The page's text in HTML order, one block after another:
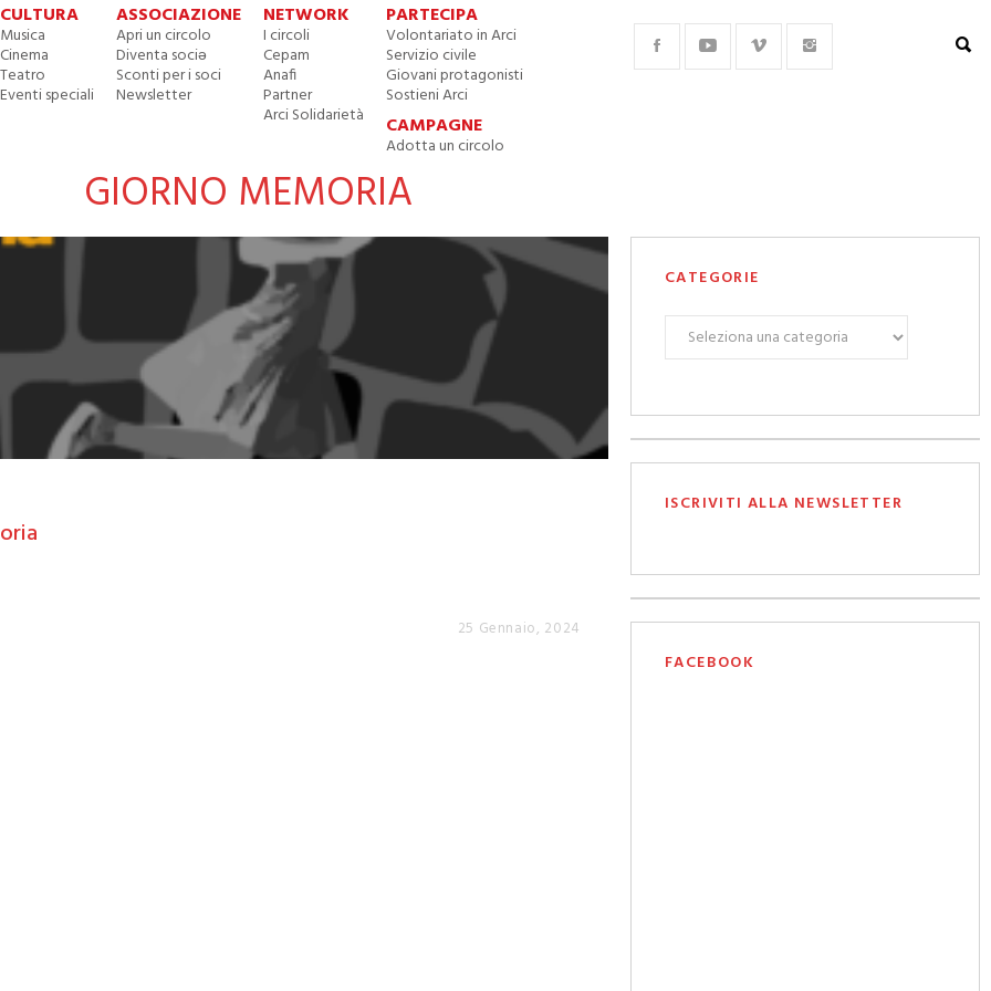
CULTURA
Musica
Cinema
Teatro
Eventi speciali
ASSOCIAZIONE
Apri un circolo
Diventa sociə
Sconti per i soci
Newsletter
NETWORK
I circoli
Cepam
Anafi
Partner
Arci Solidarietà
PARTECIPA
Volontariato in Arci
Servizio civile
Giovani protagonisti
Sostieni Arci
CAMPAGNE
Adotta un circolo
GIORNO MEMORIA
25 Gennaio, 2024
CATEGORIE
CATEGORIE
ISCRIVITI ALLA NEWSLETTER
FACEBOOK